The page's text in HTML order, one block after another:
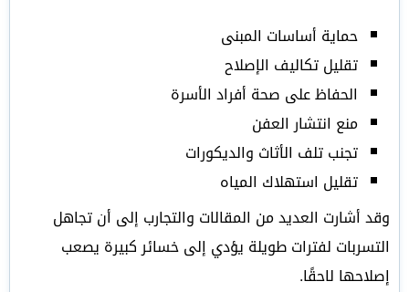
حماية أساسات المبنى
تقليل تكاليف الإصلاح
الحفاظ على صحة أفراد الأسرة
منع انتشار العفن
تجنب تلف الأثاث والديكورات
تقليل استهلاك المياه
وقد أشارت العديد من المقالات والتجارب إلى أن تجاهل
التسربات لفترات طويلة يؤدي إلى خسائر كبيرة يصعب
إصلاحها لاحقًا.